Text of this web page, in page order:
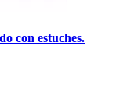
con estuches.